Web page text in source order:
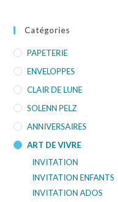
Catégories
PAPETERIE
ENVELOPPES
CLAIR DE LUNE
SOLENN PELZ
ANNIVERSAIRES
ART DE VIVRE
INVITATION
INVITATION ENFANTS
INVITATION ADOS